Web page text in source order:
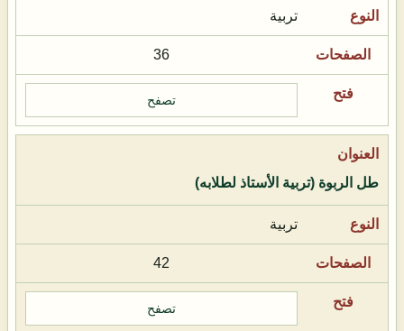
تربية
36
تصفح
طل الربوة (تربية الأستاذ لطلابه)
تربية
42
تصفح